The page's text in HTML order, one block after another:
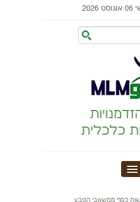
כלכלית
MLM
כסף ממשאבי הטבע